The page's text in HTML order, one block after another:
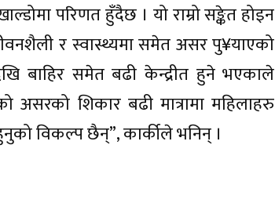
परिणत हुँदैछ । यो राम्रो सङ्केत होइन
र स्वास्थ्यमा समेत असर पु¥याएको
बाहिर समेत बढी केन्द्रीत हुने भएकाले
शिकार बढी मात्रामा महिलाहरु
विकल्प छैन्”, कार्कीले भनिन् ।